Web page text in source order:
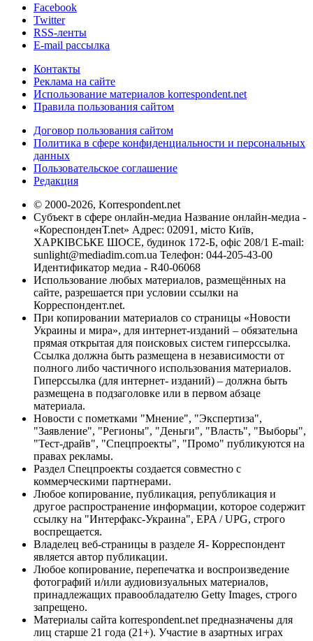
Facebook
Twitter
RSS-ленты
E-mail рассылка
Контакты
Реклама на сайте
Использование материалов korrespondent.net
Правила пользования сайтом
Договор пользования сайтом
Политика в сфере конфиденциальности и персональных
данных
Пользовательское соглашение
Редакция
© 2000-2026, Korrespondent.net
Субъект в сфере онлайн-медиа Название онлайн-медиа -
«КореспонденТ.net» Адрес: 02091, місто Київ,
ХАРКІВСЬКЕ ШОСЕ, будинок 172-Б, офіс 208/1 E-mail:
sunlight@mediadim.com.ua Телефон: 044-205-43-00
Идентификатор медиа - R40-06068
Использование любых материалов, размещённых на
сайте, разрешается при условии ссылки на
Корреспондент.net.
При копировании материалов со страницы «Новости
Украины и мира», для интернет-изданий – обязательна
прямая открытая для поисковых систем гиперссылка.
Ссылка должна быть размещена в независимости от
полного либо частичного использования материалов.
Гиперссылка (для интернет- изданий) – должна быть
размещена в подзаголовке или в первом абзаце
материала.
Новости с пометками "Мнение", "Экспертиза",
"Заявление", "Регионы", "Деньги", "Власть", "Выборы",
"Тест-драйв", "Спецпроекты", "Промо" публикуются на
правах рекламы.
Раздел Спецпроекты создается совместно с
коммерческими партнерами.
Любое копирование, публикация, републикация и
другое распространение информации, которое содержит
ссылку на "Интерфакс-Украина", EPA / UPG, строго
воспрещается.
Владелец веб-страницы в разделе Я- Корреспондент
является автор публикации.
Любое копирование, перепечатка и воспроизведение
фотографий и/или аудиовизуальных материалов,
принадлежащих правообладателю Getty Images, строго
запрещено.
Материалы сайта korrespondent.net предназначены для
лиц старше 21 года (21+). Участие в азартных играх